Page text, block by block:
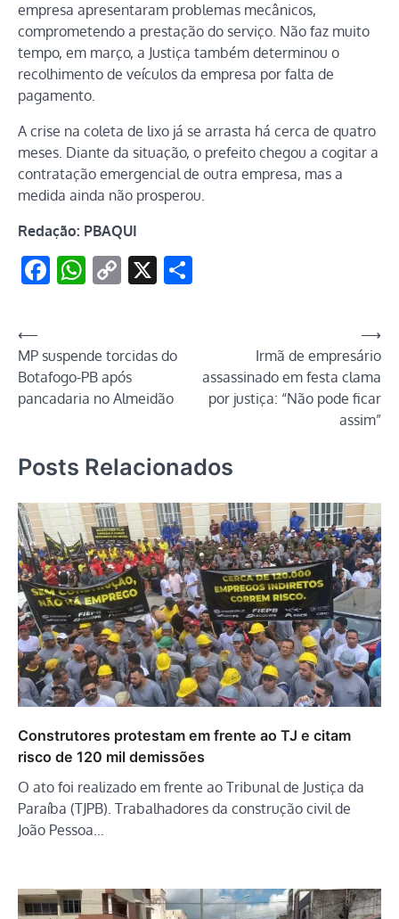
empresa apresentaram problemas mecânicos,
comprometendo a prestação do serviço. Não faz muito
tempo, em março, a Justiça também determinou o
recolhimento de veículos da empresa por falta de
pagamento.
A crise na coleta de lixo já se arrasta há cerca de quatro
meses. Diante da situação, o prefeito chegou a cogitar a
contratação emergencial de outra empresa, mas a
medida ainda não prosperou.
Redação: PBAQUI
Facebook
WhatsApp
Copy
X
Navegação
de
Post
⟵
MP suspende torcidas do
Botafogo-PB após
pancadaria no Almeidão
Irmã de empresário
assassinado em festa clama
por justiça: “Não pode ficar
assim”
⟶
Posts Relacionados
Construtores protestam em frente ao TJ e citam
risco de 120 mil demissões
O ato foi realizado em frente ao Tribunal de Justiça da
Paraíba (TJPB). Trabalhadores da construção civil de
João Pessoa…